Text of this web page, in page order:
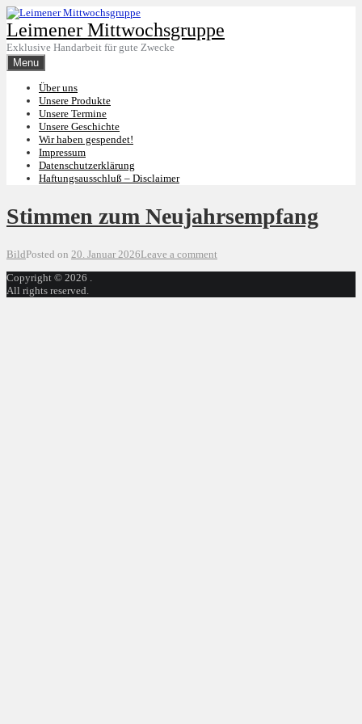
Skip
to
content
Leimener Mittwochsgruppe
Exklusive Handarbeit für gute Zwecke
Menu
Über uns
Unsere Produkte
Unsere Termine
Unsere Geschichte
Wir haben gespendet!
Impressum
Datenschutzerklärung
Haftungsausschluß – Disclaimer
Stimmen zum Neujahrsempfang
Format
BildPosted on 20. Januar 2026Leave a comment
Copyright © 2026 .
All rights reserved.